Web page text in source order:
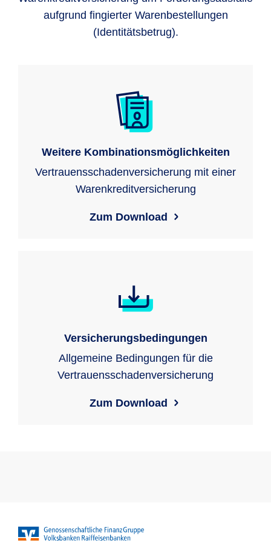
aufgrund fingierter Warenbestellungen
(Identitätsbetrug).
Weitere Kombinationsmöglichkeiten
Vertrauensschadenversicherung mit einer
Warenkreditversicherung
Zum Download
Versicherungsbedingungen
Allgemeine Bedingungen für die
Vertrauensschadenversicherung
Zum Download